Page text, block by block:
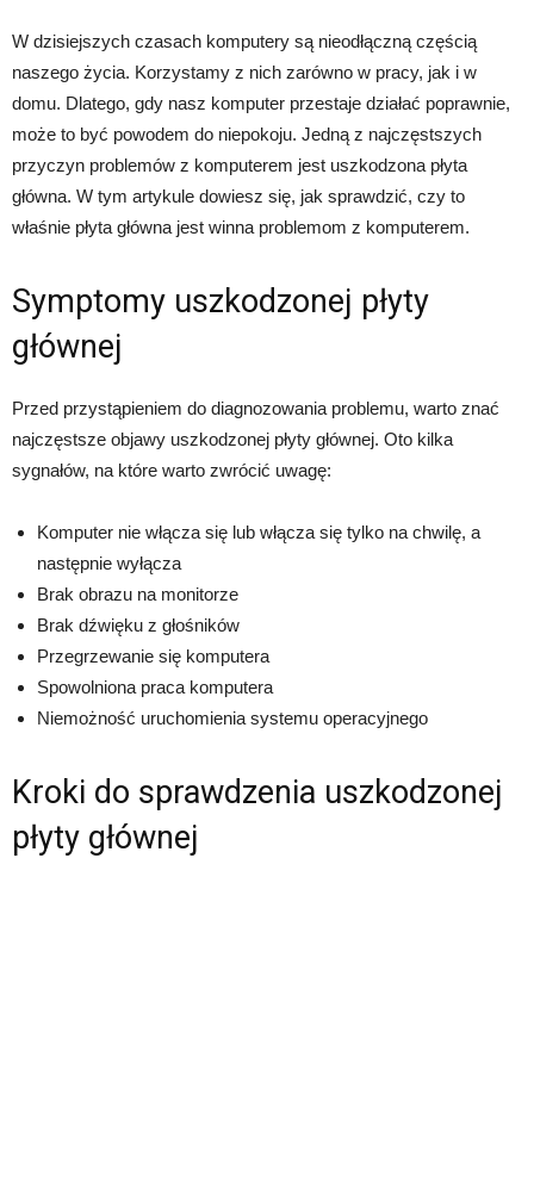
W dzisiejszych czasach komputery są nieodłączną częścią
naszego życia. Korzystamy z nich zarówno w pracy, jak i w
domu. Dlatego, gdy nasz komputer przestaje działać poprawnie,
może to być powodem do niepokoju. Jedną z najczęstszych
przyczyn problemów z komputerem jest uszkodzona płyta
główna. W tym artykule dowiesz się, jak sprawdzić, czy to
właśnie płyta główna jest winna problemom z komputerem.
Symptomy uszkodzonej płyty
głównej
Przed przystąpieniem do diagnozowania problemu, warto znać
najczęstsze objawy uszkodzonej płyty głównej. Oto kilka
sygnałów, na które warto zwrócić uwagę:
Komputer nie włącza się lub włącza się tylko na chwilę, a
następnie wyłącza
Brak obrazu na monitorze
Brak dźwięku z głośników
Przegrzewanie się komputera
Spowolniona praca komputera
Niemożność uruchomienia systemu operacyjnego
Kroki do sprawdzenia uszkodzonej
płyty głównej